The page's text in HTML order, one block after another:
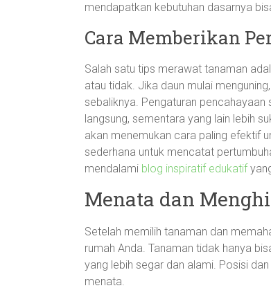
mendapatkan kebutuhan dasarnya
Cara Memberikan
Salah satu tips merawat tanaman
atau tidak. Jika daun mulai
sebaliknya. Pengaturan
langsung, sementara yang lain lebih
akan menemukan cara paling efektif
sederhana untuk mencatat
mendalami blog inspiratif edukatif
Menata dan
Setelah memilih tanaman dan
rumah Anda. Tanaman tidak hanya
yang lebih segar dan alami. Posisi
menata.